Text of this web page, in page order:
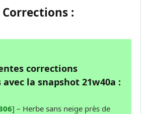
Corrections :
corrections
la snapshot 21w40a :
] – Herbe sans neige près de